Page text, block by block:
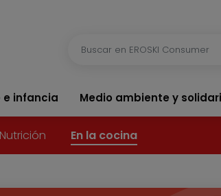
e infancia Medio ambiente y
Nutrición En la cocina